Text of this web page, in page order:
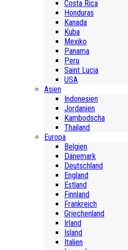
Costa Rica
Honduras
Kanada
Kuba
Mexiko
Panama
Peru
Saint Lucia
USA
Asien
Indonesien
Jordanien
Kambodscha
Thailand
Europa
Belgien
Dänemark
Deutschland
England
Estland
Finnland
Frankreich
Griechenland
Irland
Island
Italien